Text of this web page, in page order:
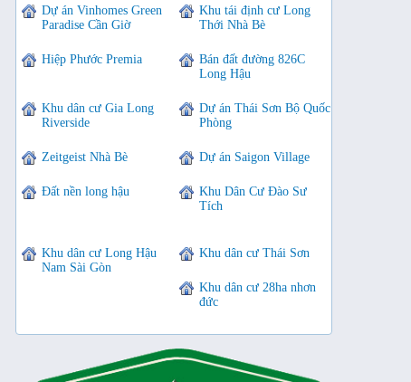
Dự án Vinhomes Green
Paradise Cần Giờ
Khu tái định cư Long
Thới Nhà Bè
Hiệp Phước Premia
Bán đất đường 826C
Long Hậu
Khu dân cư Gia Long
Riverside
Dự án Thái Sơn Bộ Quốc
Phòng
Zeitgeist Nhà Bè Dự án Saigon Village
Đất nền long hậu
Khu Dân Cư Đào Sư
Tích
Khu dân cư Long Hậu
Nam Sài Gòn
Khu dân cư Thái Sơn
Khu dân cư 28ha nhơn
đức